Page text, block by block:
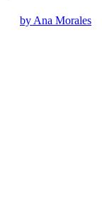
by Ana Morales